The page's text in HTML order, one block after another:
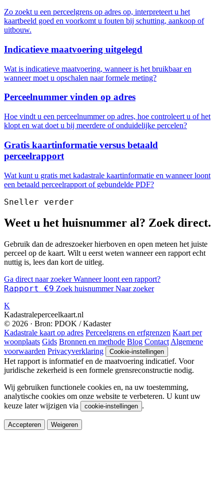
Zo zoekt u een perceelgrens op adres op, interpreteert u het
kaartbeeld goed en voorkomt u fouten bij schutting, aankoop of
uitbouw.
Indicatieve maatvoering uitgelegd
Wat is indicatieve maatvoering, wanneer is het bruikbaar en
wanneer moet u opschalen naar formele meting?
Perceelnummer vinden op adres
Hoe vindt u een perceelnummer op adres, hoe controleert u of het
klopt en wat doet u bij meerdere of onduidelijke percelen?
Gratis kaartinformatie versus betaald
perceelrapport
Wat kunt u gratis met kadastrale kaartinformatie en wanneer loont
een betaald perceelrapport of gebundelde PDF?
Sneller verder
Weet u het huisnummer al? Zoek direct.
Gebruik dan de adreszoeker hierboven en open meteen het juiste
perceel op de kaart. Wilt u eerst weten wanneer een rapport echt
nuttig is, lees dan kort de uitleg.
Ga direct naar zoekerWanneer loont een rapport?
Rapport €9 Zoek huisnummer Naar zoeker
K
Kadastraleperceelkaart.nl
© 2026 · Bron: PDOK / Kadaster
Kadastrale kaart op adres Perceelgrens en erfgrenzen Kaart per
woonplaats Gids Bronnen en methode Blog Contact Algemene
voorwaarden Privacyverklaring Cookie-instellingen
Het rapport is informatief en de maatvoering indicatief. Voor
juridische zekerheid is een formele grensreconstructie nodig.
Wij gebruiken functionele cookies en, na uw toestemming,
analytische cookies om onze website te verbeteren. U kunt uw
keuze later wijzigen via
cookie-instellingen .
Accepteren Weigeren